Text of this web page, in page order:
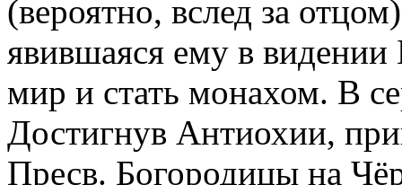
(вероятно, вслед за
явившаяся ему в видении
мир и стать монахом. В
Достигнув Антиохии,
Пресв. Богородицы на